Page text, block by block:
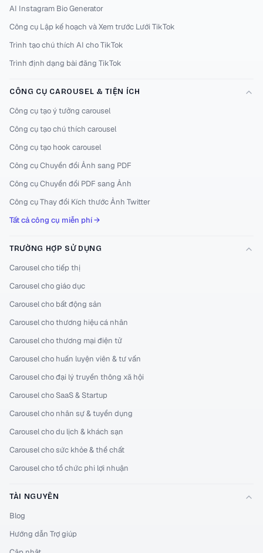
AI Instagram Bio Generator
Công cụ Lập kế hoạch và Xem trước Lưới TikTok
Trình tạo chú thích AI cho TikTok
Trình định dạng bài đăng TikTok
CÔNG CỤ CAROUSEL & TIỆN ÍCH
Công cụ tạo ý tưởng carousel
Công cụ tạo chú thích carousel
Công cụ tạo hook carousel
Công cụ Chuyển đổi Ảnh sang PDF
Công cụ Chuyển đổi PDF sang Ảnh
Công cụ Thay đổi Kích thước Ảnh Twitter
Tất cả công cụ miễn phí →
TRƯỜNG HỢP SỬ DỤNG
Carousel cho tiếp thị
Carousel cho giáo dục
Carousel cho bất động sản
Carousel cho thương hiệu cá nhân
Carousel cho thương mại điện tử
Carousel cho huấn luyện viên & tư vấn
Carousel cho đại lý truyền thông xã hội
Carousel cho SaaS & Startup
Carousel cho nhân sự & tuyển dụng
Carousel cho du lịch & khách sạn
Carousel cho sức khỏe & thể chất
Carousel cho tổ chức phi lợi nhuận
TÀI NGUYÊN
Blog
Hướng dẫn Trợ giúp